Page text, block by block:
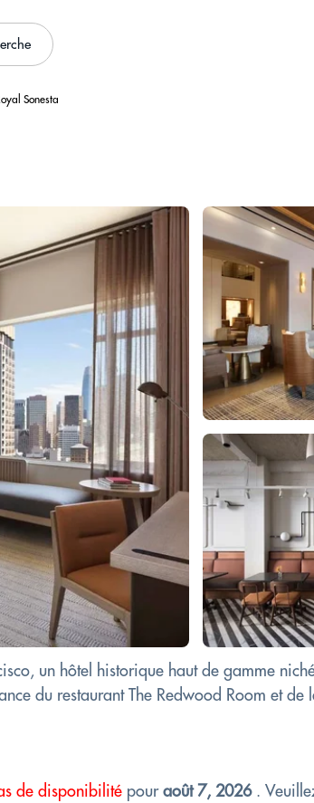
Sonesta
un hôtel historique haut de gamme
du restaurant The Redwood Room et de
de disponibilitépouraoût 7, 2026.